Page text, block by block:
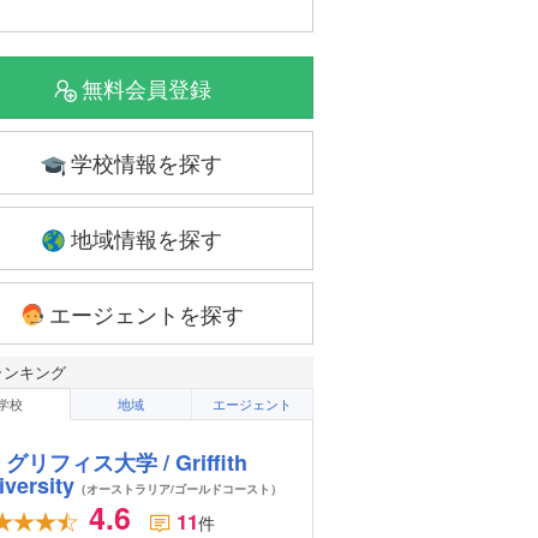
無料会員登録
学校情報を探す
地域情報を探す
エージェントを探す
キング
校 地域 エージェント
グリフィス大学 / Griffith
（オーストラリア/ゴールドコースト）
4.6 11件